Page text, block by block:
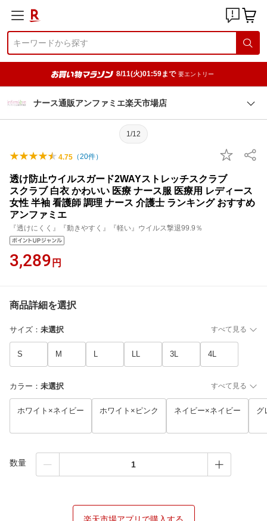
8/11(火)01:59まで 要エントリー
ナース通販アンファミエ楽天市場店
1/12
4.75 （20件）
透け防止ウイルスガード2WAYストレッチスクラブ
スクラブ 白衣 かわいい 医療 ナース服 医療用 レディース
女性 半袖 看護師 調理 ナース 介護士 ランキング おすすめ
アンファミエ
『透けにくく』『動きやすく』『軽い』ウイルス撃退99.9％
3,289 円
商品詳細を選択
サイズ ： 未選択 すべて見る
S M L LL 3L 4L
カラー ： 未選択 すべて見る
ホワイト×ネイビー ホワイト×ピンク ネイビー×ネイビー グ
数量